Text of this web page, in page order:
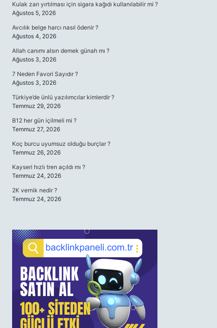
Kulak zarı yırtılması için sigara kağıdı kullanılabilir mi ?
Ağustos 5, 2026
Avcılık belge harcı nasıl ödenir ?
Ağustos 4, 2026
Allah canımı alsın demek günah mı ?
Ağustos 3, 2026
7 Neden Favori Sayıdır ?
Ağustos 3, 2026
Türkiye’de ünlü yazılımcılar kimlerdir ?
Temmuz 29, 2026
B12 her gün içilmeli mi ?
Temmuz 27, 2026
Koç burcu uyumsuz olduğu burçlar ?
Temmuz 26, 2026
Kayseri hızlı tren açıldı mı ?
Temmuz 24, 2026
2K vernik nedir ?
Temmuz 24, 2026